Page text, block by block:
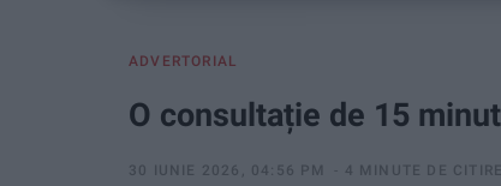
ADVERTORIAL
O consultație de 15
30 IUNIE 2026, 04:56 PM 4 MINUTE DE CITIRE